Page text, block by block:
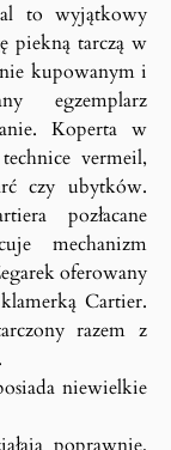
to wyjątkowy
piekną tarczą w
kupowanym i
egzemplarz
Koperta w
vermeil,
czy ubytków.
pozłacane
mechanizm
oferowany
Cartier.
razem z
niewielkie